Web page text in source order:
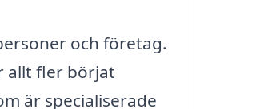
och företag.
allt fler börjat
är specialiserade